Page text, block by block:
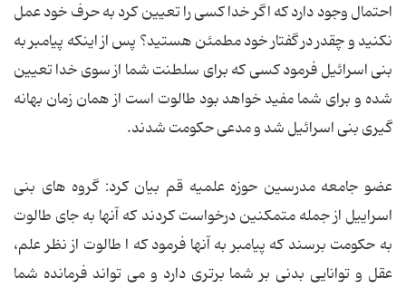
احتمال وجود دارد که اگر خدا کسی را تعیین کرد به حرف خود عمل
نکنید و چقدر در گفتار خود مطمئن هستید؟ پس از اینکه پیامبر به
بنی اسرائیل فرمود کسی که برای سلطنت شما از سوی خدا تعیین
شده و برای شما مفید خواهد بود طالوت است از همان زمان بهانه
گیری بنی اسرائیل شد و مدعی حکومت شدند.
عضو جامعه مدرسین حوزه علمیه قم بیان کرد: گروه های بنی
اسراییل از جمله متمکنین درخواست کردند که آنها به جای طالوت
به حکومت برسند که پیامبر به آنها فرمود که ا طالوت از نظر علم،
عقل و توانایی بدنی بر شما برتری دارد و می تواند فرمانده شما